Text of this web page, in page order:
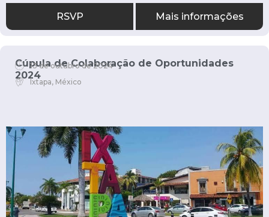
RSVP Mais informações
13 de outubro de 2024
Ixtapa, México
Cúpula de Colaboração de Oportunidades
2024